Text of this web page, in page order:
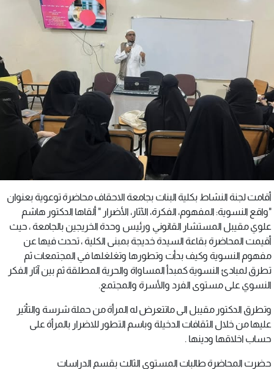
أقامت لجنة النشاط بكلية البنات بجامعة الاحقاف محاضرة توعوية بعنوان
"واقع النسوية: المفهوم، الفكرة، الآثار، الأضرار " ألقاها الدكتور هاشم
علوي مقيبل المستشار القانوني ورئيس وحدة الخريجين بالجامعة ، حيث
أقيمت المحاضرة بقاعة السيدة خديجة بمبنى الكلية ، تحدث فيها عن
مفهوم النسوية وكيف بدأت وتطورها وتغلغلها في المجتمعات ثم
تطرق لمبادئ النسوية كمبدأ المساواة والحرية المطلقة ثم بين آثار الفكر
النسوي على مستوى الفرد والأسرة والمجتمع.
وتطرق الدكتور مقيبل الى ماتتعرض له المرأة من حملة شرسة والتأثير
عليها من خلال الثقافات الدخيلة وباسم التطور للاضرار بالمرأة على
حساب اخلاقها ودينها .
حضرت المحاضرة طالبات المستوى الثالث بقسم الدراسات